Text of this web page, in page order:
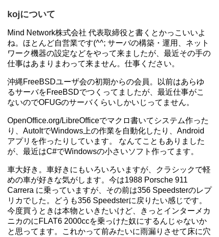
kojについて
Mind Network株式会社 代表取締役と書くとかっこいいよ
ね。ほとんど自営業です(^^; サーバの構築・運用、ネット
ワーク機器の設定などをやって来ましたが、最近その手の
仕事はあまりまわって来ません。仕事ください。
沖縄FreeBSDユーザ会の初期からの会員。以前はあらゆ
るサーバをFreeBSDでつくってましたが、最近仕事がこ
ないのでOFUGのサーバくらいしかいじってません。
OpenOffice.org/LibreOfficeでマクロ書いてシステム作った
り、AutoItでWindows上の作業を自動化したり、Android
アプリを作ったりしています。 なんてこともありました
が、最近はC#でWindowsの小さいソフト作ってます。
車大好き。車好きにもいろいろいますが、クラシックで軽
めの車が好きな気がします。今は1988 Porsche 911
Carrera に乗っていますが、その前は356 Speedsterのレプ
リカでした。どうも356 Speedsterに戻りたい感じです。
今度買うときは本物といきたいけど、きっとインターメカ
ニカのにFLAT6 2000ccを乗っけた奴にするんじゃないか
と思ってます。これかって前みたいに雨漏りさせて床に穴